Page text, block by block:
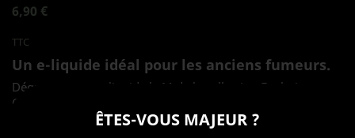
6,90 €
TTC
Un e-liquide idéal pour les anciens fumeurs.
Dégustez notre e-liquide le M de la collection Evolution
Classico, un liquide à l'arôme fort et prononcé de classique
sec, d'une force de 3/5.ÊTES-VOUS MAJEUR ?